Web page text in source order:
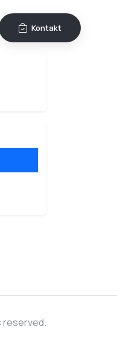
Kontakt
reserved.